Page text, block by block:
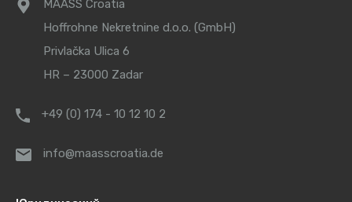
MAASS Croatia
Hoffrohne Nekretnine d.o.o. (GmbH)
Privlačka Ulica 6
HR – 23000 Zadar
+49 (0) 174 - 10 12 10 2
info@maasscroatia.de